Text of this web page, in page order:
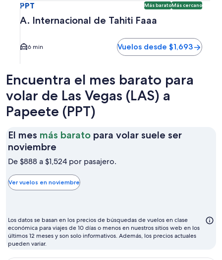
PPT Más baratoMás cercano
A. Internacional de Tahiti Faaa
6 min Vuelos desde $1,693
Encuentra el mes barato para
volar de Las Vegas (LAS) a
Papeete (PPT)
El mes más barato para volar suele ser
noviembre
mes
barato
para
suele
ser
noviembre
De $888 a $1,524 por pasajero.
Ver vuelos en noviembre
Los datos se basan en los precios de búsquedas de vuelos en clase
económica para viajes de 10 días o menos en nuestros sitios web en los
últimos 12 meses y son solo informativos. Además, los precios actuales
pueden variar.